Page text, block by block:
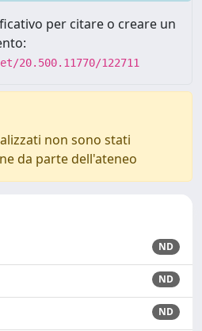
per citare o creare un
20.500.11770/122711
non sono stati
da parte dell'ateneo
ND
ND
ND